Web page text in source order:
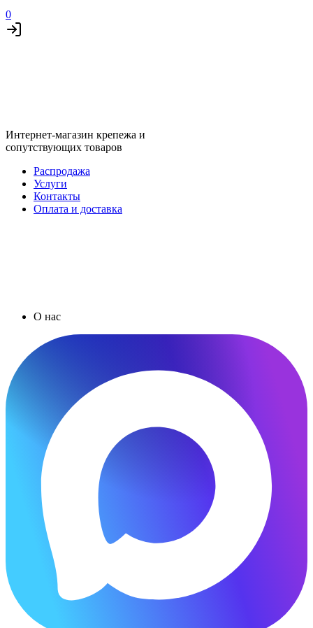
0
Интернет-магазин крепежа и
сопутствующих товаров
Распродажа
Услуги
Контакты
Оплата и доставка
О нас